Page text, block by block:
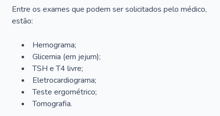
Entre os exames que podem ser solicitados pelo médico,
estão:
Hemograma;
Glicemia (em jejum);
TSH e T4 livre;
Eletrocardiograma;
Teste ergométrico;
Tomografia.